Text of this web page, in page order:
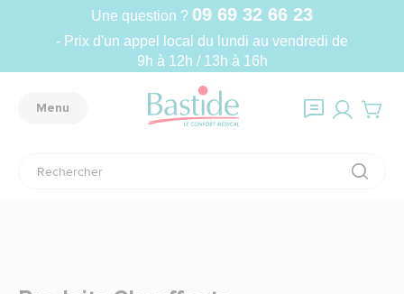
Une question ? 09 69 32 66 23
- Prix d'un appel local du lundi au vendredi de
9h à 12h / 13h à 16h
Menu